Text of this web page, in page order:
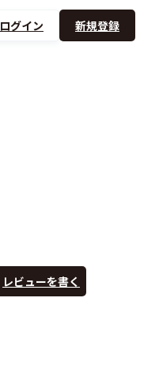
ログイン 新規登録
レビューを書く